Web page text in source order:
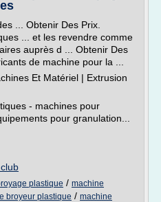
... Obtenir Des Prix.
... et les revendre comme
auprès d ... Obtenir Des
de machine pour la ...
Et Matériel | Extrusion
- machines pour
pour granulation...
plastique / machine
broyeur plastique / machine